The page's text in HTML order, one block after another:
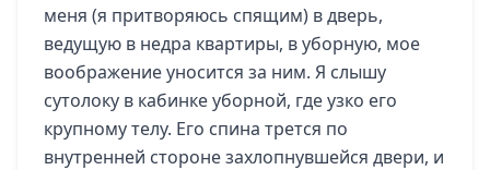
меня (я притворяюсь спящим) в дверь,
ведущую в недра квартиры, в уборную, мое
воображение уносится за ним. Я слышу
сутолоку в кабинке уборной, где узко его
крупному телу. Его спина трется по
внутренней стороне захлопнувшейся двери, и